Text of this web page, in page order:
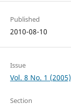
Published
2010-08-10
Issue
Vol. 8 No. 1 (2005)
Section